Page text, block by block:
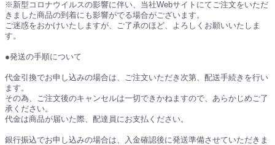
※新型コロナウイルスの影響に伴い、当社Webサイトにてご注文をいただ
きました商品の到着にも影響がでる場合がございます。
ご迷惑をおかけいたしますが、ご了承のほど、よろしくお願いいたしま
す。
●発送の手順について
代金引換でお申し込みの場合は、ご注文いただき次第、配送手続きを行い
ます。
その為、ご注文後のキャンセルは一切できかねますので、あらかじめご了
承ください。
代金は商品が届いた際、配達員にお支払ください。
銀行振込でお申し込みの場合は、入金確認後に発送準備させていただきま